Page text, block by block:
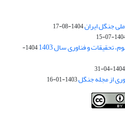
جنگل ایران1404-08-17
1404-
تحقیقات و فناوری سال 1403
1404-
1404-04-31
از مجله جنگل1403-01-16